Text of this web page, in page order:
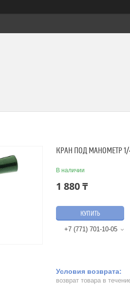
КРАН ПОД МАНОМЕТР 1/
В наличии
1 880 ₸
КУПИТЬ
+7 (771) 701-10-05
возврат товара в